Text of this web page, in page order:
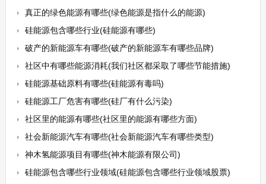
真正的绿色能源有哪些(绿色能源是指什么的能源)
硅能源包含哪些行业(硅能源有哪些)
破产的新能源车有哪些(破产的新能源车有哪些品牌)
社区中有哪些能源消耗(我们社区都采取了哪些节能措施)
硅能源基础原料有哪些(硅能源有毒吗)
硅能源工厂危害有哪些(硅厂有什么污染)
社区里的能源有哪些(社区里的能源有哪些方面)
社会新能源汽车有哪些(社会新能源汽车有哪些类型)
神木氢能源项目有哪些(神木能源有限公司)
硅能源包含哪些行业领域(硅能源包含哪些行业领域股票)